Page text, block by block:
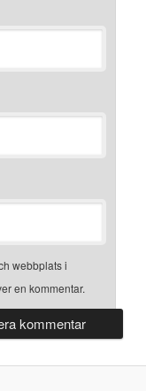
webbplats i
en kommentar.